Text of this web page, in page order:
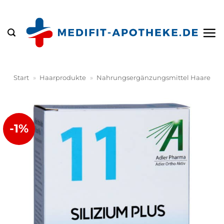
springen
Start » Haarprodukte » Nahrungsergänzungsmittel Haare
-1%